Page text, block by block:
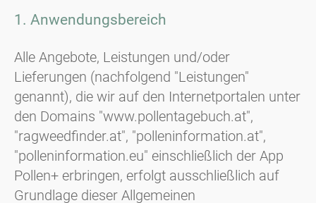
1. Anwendungsbereich
Alle Angebote, Leistungen und/oder
Lieferungen (nachfolgend "Leistungen"
genannt), die wir auf den Internetportalen unter
den Domains "www.pollentagebuch.at",
"ragweedfinder.at", "polleninformation.at",
"polleninformation.eu" einschließlich der App
Pollen+ erbringen, erfolgt ausschließlich auf
Grundlage dieser Allgemeinen